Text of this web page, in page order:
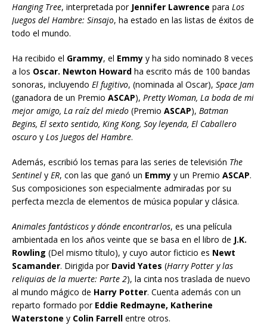
Hanging Tree, interpretada porJennifer Lawrence para Los
Juegos del Hambre: Sinsajo, ha estado en las listas de éxitos de
todo el mundo.
Ha recibido el Grammy, el Emmy y ha sido nominado 8 veces
a los Oscar. Newton Howard ha escrito más de 100 bandas
sonoras, incluyendo El fugitivo, (nominada al Oscar), Space Jam
(ganadora de un Premio ASCAP), Pretty Woman, La boda de mi
mejor amigo, La raíz del miedo (Premio ASCAP), Batman
Begins, El sexto sentido, King Kong, Soy leyenda, El Caballero
oscuro y Los Juegos del Hambre.
Además, escribió los temas para las series de televisión The
Sentinel y ER, con las que ganó un Emmy y un Premio ASCAP.
Sus composiciones son especialmente admiradas por su
perfecta mezcla de elementos de música popular y clásica.
Animales fantásticos y dónde encontrarlos, es una película
ambientada en los años veinte que se basa en el libro de J.K.
Rowling (Del mismo título), y cuyo autor ficticio es Newt
Scamander. Dirigida por David Yates (Harry Potter y las
reliquias de la muerte: Parte 2), la cinta nos traslada de nuevo
al mundo mágico de Harry Potter. Cuenta además con un
reparto formado por Eddie Redmayne, Katherine
Waterstone y Colin Farrell entre otros.